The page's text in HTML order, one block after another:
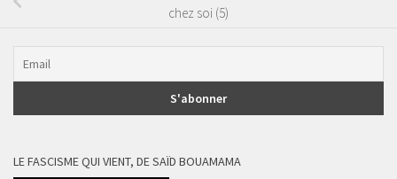
chez soi (5)
LE FASCISME QUI VIENT, DE SAÏD BOUAMAMA